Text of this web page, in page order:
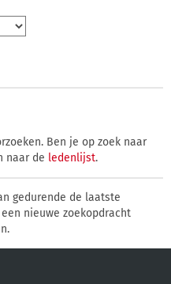
Ben je op zoek naar
naar de ledenlijst.
gedurende de laatste
nieuwe zoekopdracht